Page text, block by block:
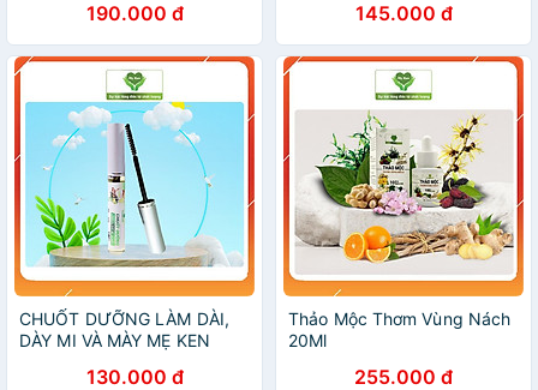
190.000 đ 145.000 đ
CHUỐT DƯỠNG LÀM DÀI,
DÀY MI VÀ MÀY MẸ KEN
130.000 đ
Thảo Mộc Thơm Vùng Nách
20Ml
255.000 đ